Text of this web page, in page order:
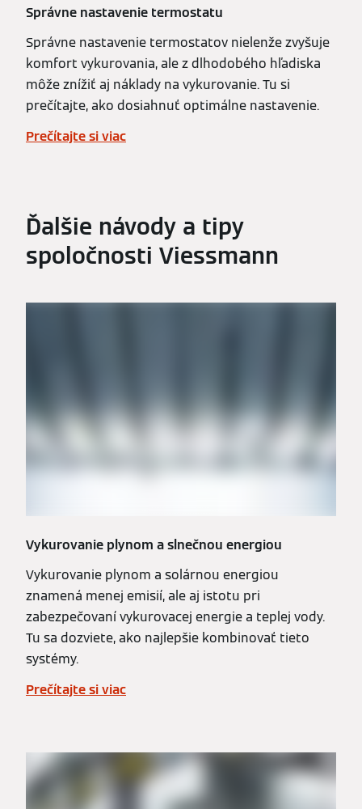
Správne nastavenie termostatu
Správne nastavenie termostatov nielenže zvyšuje
komfort vykurovania, ale z dlhodobého hľadiska
môže znížiť aj náklady na vykurovanie. Tu si
prečítajte, ako dosiahnuť optimálne nastavenie.
Prečítajte si viac
Ďalšie návody a tipy
spoločnosti Viessmann
Vykurovanie plynom a slnečnou energiou
Vykurovanie plynom a solárnou energiou
znamená menej emisií, ale aj istotu pri
zabezpečovaní vykurovacej energie a teplej vody.
Tu sa dozviete, ako najlepšie kombinovať tieto
systémy.
Prečítajte si viac